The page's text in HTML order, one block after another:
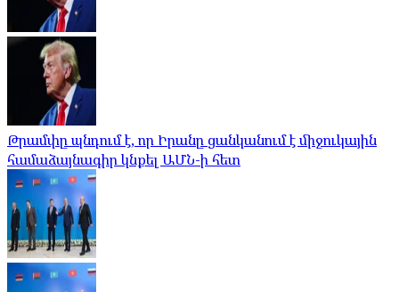
Թրամփը պնդում է, որ Իրանը ցանկանում է միջուկային
համաձայնագիր կնքել ԱՄՆ-ի հետ